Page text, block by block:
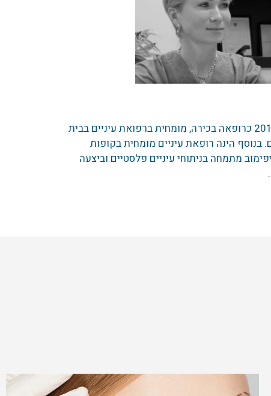
שימשה עד שנת 2013 כרופאה בכירה, מומחית ברפואת עיניים בבית
בנוסף הינה רופאת עיניים מומחית בקופות
מתמחה בניתוחי עיניים פלסטיים וביצעה